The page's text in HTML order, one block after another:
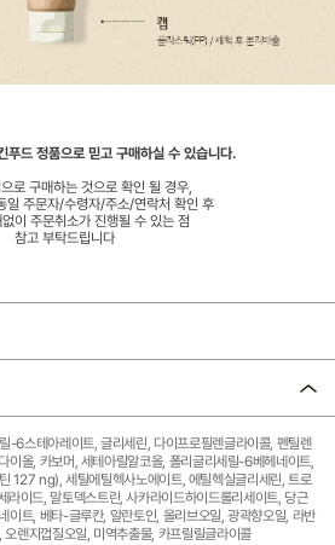
푸드 정품으로 믿고 구매하실 수 있습니다.
로 구매하는 것으로 확인 될 경우,
일 주문자/수령자/주소/연락처 확인 후
이 주문취소가 진행될 수 있는 점
참고 부탁드립니다
-6스테아레이트, 글리세린, 다이프로필렌글라이콜, 펜틸렌
이올, 카보머, 세테아릴알코올, 폴리글리세릴-6베헤네이트,
127 ng), 세틸에틸헥사노에이트, 에틸헥실글리세린, 트로
라이드, 말토덱스트린, 사카라이드하이드롤리세이트, 당근
트, 베타-글루칸, 알란토인, 올리브오일, 광곽향오일, 라반
렌지껍질오일, 미역추출물, 카프릴릴글라이콜